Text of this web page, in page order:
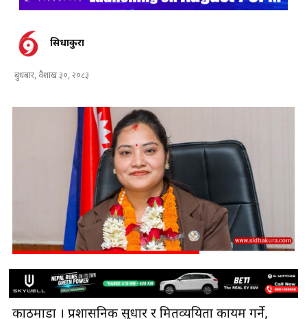
सिधाकुरा
बुधबार, वैशाख ३०, २०८३
काठमाडौँ । प्रशासनिक सुधार र मितव्ययिता कायम गर्ने,